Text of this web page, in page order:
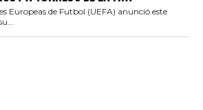
Europeas de Futbol (UEFA) anunció este